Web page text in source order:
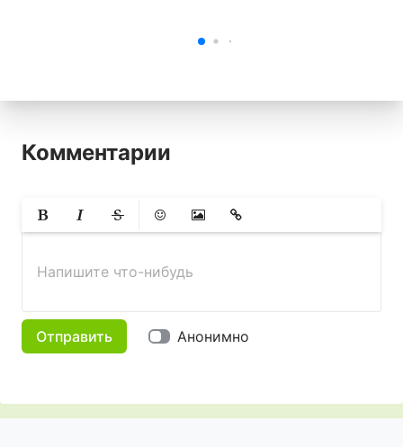
Комментарии
ЖирныйКурсивЗачеркнутый
СмайликиВставить изображение
Вставить ссылку
Напишите что-нибудь
Отправить Анонимно